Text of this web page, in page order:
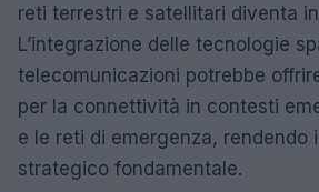
reti terrestri e satellitari diventa
L’integrazione delle tecnologie
telecomunicazioni potrebbe
per la connettività in contesti
e le reti di emergenza, rendendo
strategico fondamentale.